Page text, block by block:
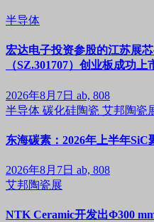
半导体
宏达电子投资参股的江苏展
（SZ.301707）创业板成功上
2026年8月7日 ab, 808
半导体 碳化硅陶瓷 艾邦陶瓷
东海碳素：2026年上半年
2026年8月7日 ab, 808
艾邦陶瓷展
NTK Ceramic开发出Φ300